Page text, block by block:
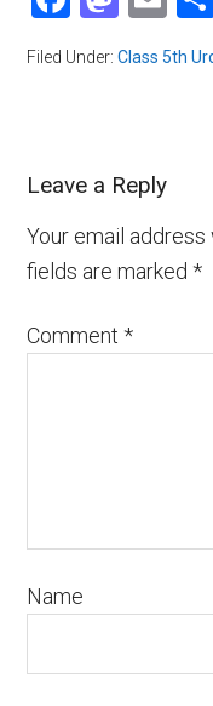
Filed Under:Class 5th
Leave a Reply
Your email address
fields are marked*
Comment*
Name